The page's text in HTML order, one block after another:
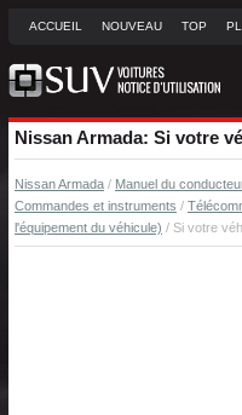
ACCUEIL NOUVEAU TOP
Nissan Armada: Si votre
Nissan Armada / Manuel du
Commandes et instruments /
l'équipement du véhicule) / Si votre